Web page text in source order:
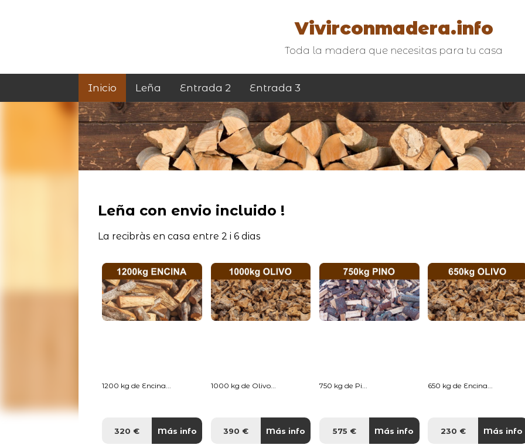
Vivirconmadera.info
Toda la madera que necesitas para tu casa
Inicio Leña Entrada 2 Entrada 3
Leña con envio incluido !
La recibràs en casa entre 2 i 6 dias
1200 kg de Encina...
320 € Más info
1000 kg de Olivo...
390 € Más info
750 kg de Pi...
575 € Más info
650 kg de Encina...
230 € Más info